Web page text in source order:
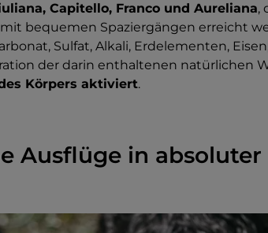
Capitello, Franco und Aureliana,
bequemen Spaziergängen erreicht
Sulfat, Alkali, Erdelementen,
der darin enthaltenen natürlichen
Körpers aktiviert.
Ausflüge in absoluter